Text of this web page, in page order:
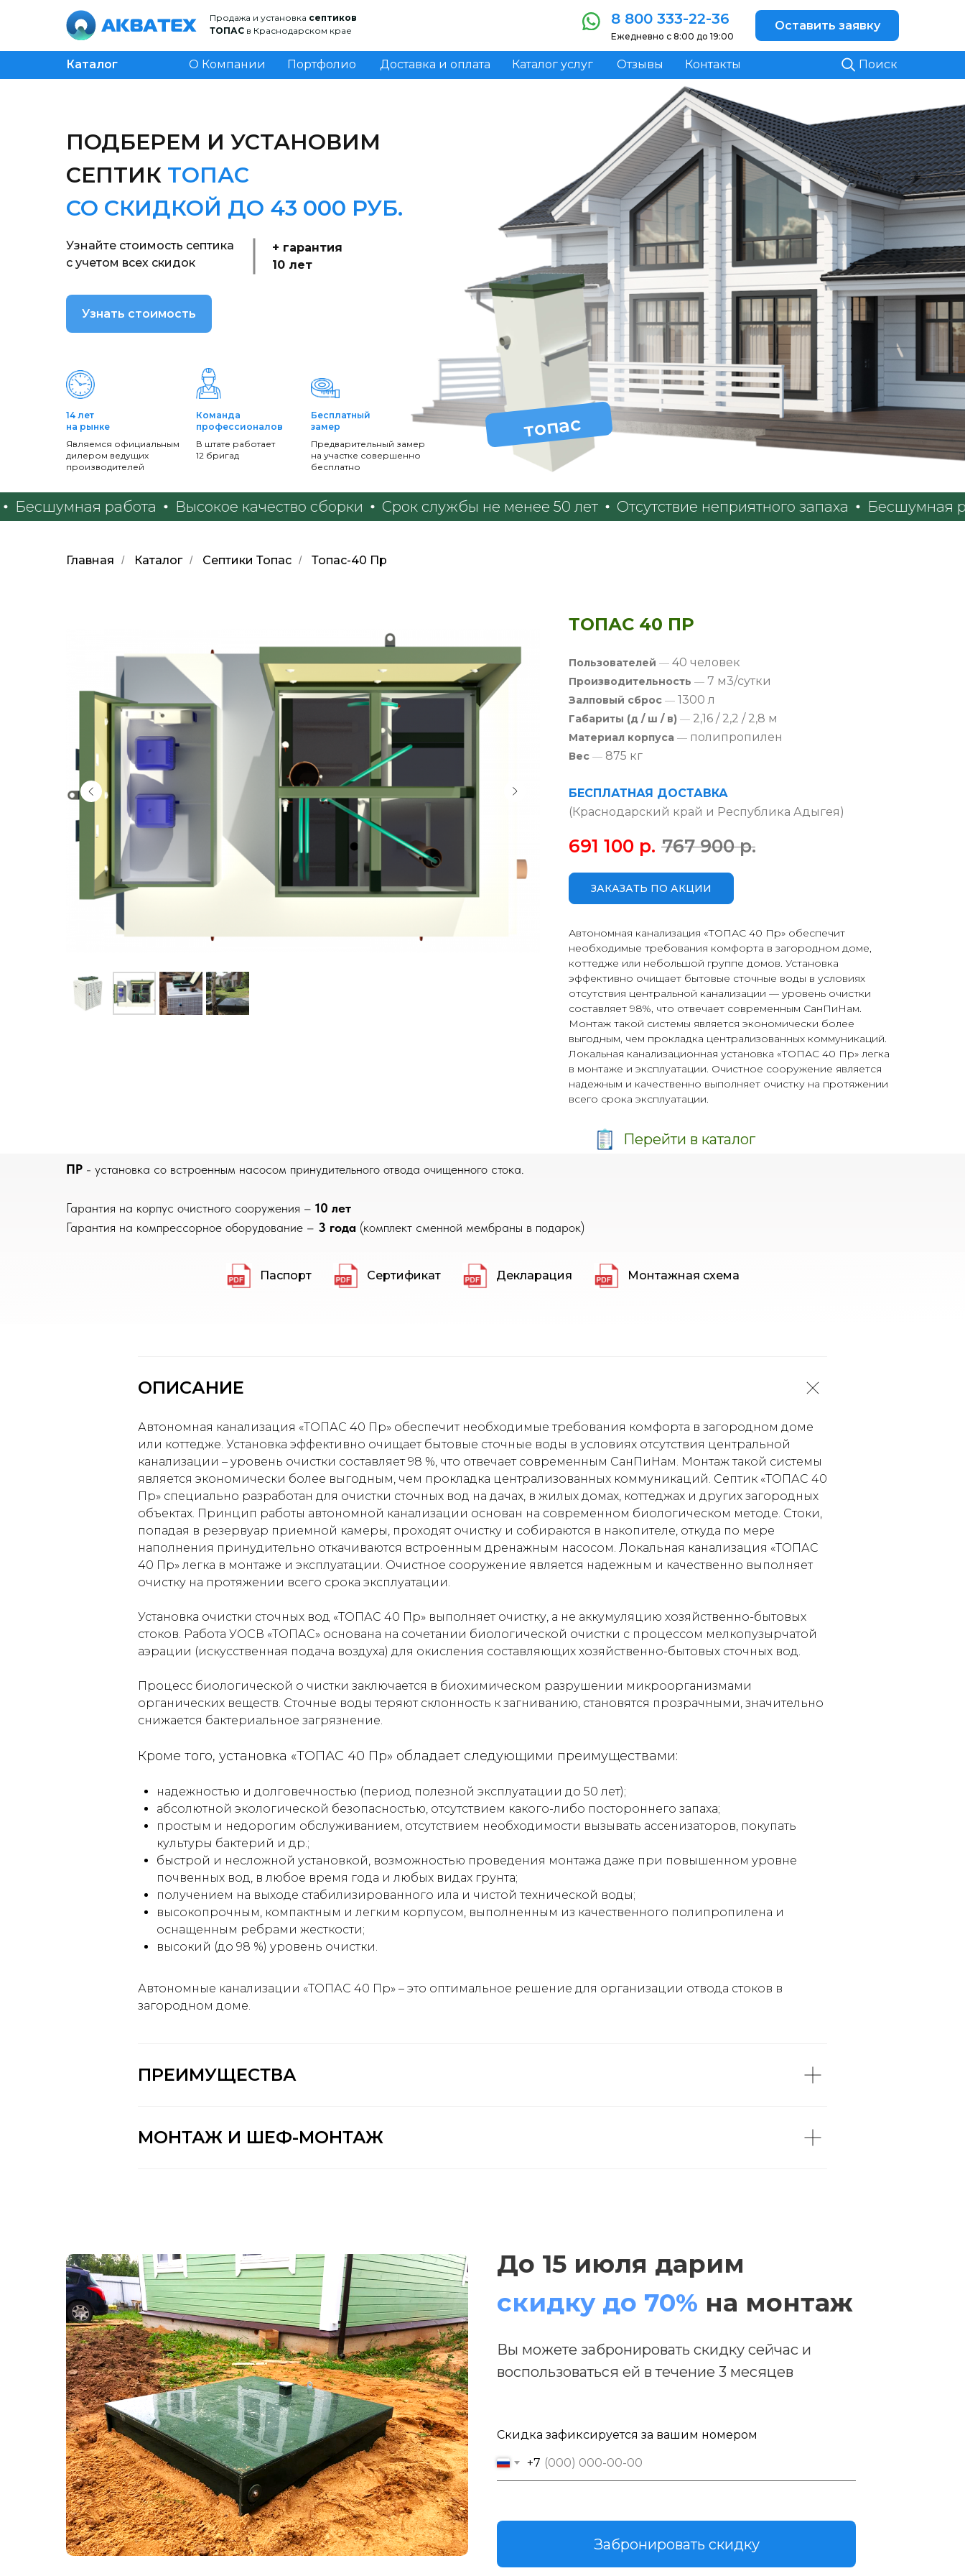
Продажа и установка септиков
ТОПАС в Краснодарском крае
8 800 333-22-36 Оставить заявку
Ежедневно с 8:00 до 19:00
Каталог
товаров
О Компании Портфолио Доставка и оплата Каталог услуг Отзывы Контакты Поиск
ПОДБЕРЕМ И УСТАНОВИМ
СЕПТИК ТОПАС
СО СКИДКОЙ ДО 43 000 РУБ.
+ гарантия
10 лет
14 лет
на рынке
Узнайте стоимость септика
с учетом всех скидок
Команда
профессионалов
Являемся официальным
дилером ведущих
производителей
Бесплатный
замер
Узнать стоимость
В штате работает
12 бригад
Предварительный замер
на участке совершенно
бесплатно
топас
работа Высокое качество сборки Срок службы не менее 50 лет Отсутствие неприятного запаха Бесшумная работа
Главная / Каталог / Септики Топас / Топас-40 Пр
ТОПАС 40 ПР
Пользователей — 40 человек
Производительность — 7 м3/сутки
Залповый сброс — 1300 л
Габариты (д / ш / в) — 2,16 / 2,2 / 2,8 м
Материал корпуса — полипропилен
Вес — 875 кг
БЕСПЛАТНАЯ ДОСТАВКА
(Краснодарский край и Республика Адыгея)
691 100 р. 767 900 р.
ЗАКАЗАТЬ ПО АКЦИИ
Автономная канализация «ТОПАС 40 Пр» обеспечит
необходимые требования комфорта в загородном доме,
коттедже или небольшой группе домов. Установка
эффективно очищает бытовые сточные воды в условиях
отсутствия центральной канализации — уровень очистки
составляет 98%, что отвечает современным СанПиНам.
Монтаж такой системы является экономически более
выгодным, чем прокладка централизованных коммуникаций.
Локальная канализационная установка «ТОПАС 40 Пр» легка
в монтаже и эксплуатации. Очистное сооружение является
надежным и качественно выполняет очистку на протяжении
всего срока эксплуатации.
Перейти в каталог
ПР - установка со встроенным насосом принудительного отвода очищенного стока.
Гарантия на корпус очистного сооружения – 10 лет
Гарантия на компрессорное оборудование – 3 года (комплект сменной мембраны в подарок)
Паспорт Сертификат Декларация Монтажная схема
ОПИСАНИЕ
Автономная канализация «ТОПАС 40 Пр» обеспечит необходимые требования комфорта в загородном доме
или коттедже. Установка эффективно очищает бытовые сточные воды в условиях отсутствия центральной
канализации – уровень очистки составляет 98 %, что отвечает современным СанПиНам. Монтаж такой системы
является экономически более выгодным, чем прокладка централизованных коммуникаций. Септик «ТОПАС 40
Пр» специально разработан для очистки сточных вод на дачах, в жилых домах, коттеджах и других загородных
объектах. Принцип работы автономной канализации основан на современном биологическом методе. Стоки,
попадая в резервуар приемной камеры, проходят очистку и собираются в накопителе, откуда по мере
наполнения принудительно откачиваются встроенным дренажным насосом. Локальная канализация «ТОПАС
40 Пр» легка в монтаже и эксплуатации. Очистное сооружение является надежным и качественно выполняет
очистку на протяжении всего срока эксплуатации.
Установка очистки сточных вод «ТОПАС 40 Пр» выполняет очистку, а не аккумуляцию хозяйственно-бытовых
стоков. Работа УОСВ «ТОПАС» основана на сочетании биологической очистки с процессом мелкопузырчатой
аэрации (искусственная подача воздуха) для окисления составляющих хозяйственно-бытовых сточных вод.
Процесс биологической о чистки заключается в биохимическом разрушении микроорганизмами
органических веществ. Сточные воды теряют склонность к загниванию, становятся прозрачными, значительно
снижается бактериальное загрязнение.
Кроме того, установка «ТОПАС 40 Пр» обладает следующими преимуществами:
надежностью и долговечностью (период полезной эксплуатации до 50 лет);
абсолютной экологической безопасностью, отсутствием какого-либо постороннего запаха;
простым и недорогим обслуживанием, отсутствием необходимости вызывать ассенизаторов, покупать
культуры бактерий и др.;
быстрой и несложной установкой, возможностью проведения монтажа даже при повышенном уровне
почвенных вод, в любое время года и любых видах грунта;
получением на выходе стабилизированного ила и чистой технической воды;
высокопрочным, компактным и легким корпусом, выполненным из качественного полипропилена и
оснащенным ребрами жесткости;
высокий (до 98 %) уровень очистки.
Автономные канализации «ТОПАС 40 Пр» – это оптимальное решение для организации отвода стоков в
загородном доме.
ПРЕИМУЩЕСТВА
МОНТАЖ И ШЕФ-МОНТАЖ
До 15 июля дарим
скидку до 70% на монтаж
Вы можете забронировать скидку сейчас и
воспользоваться ей в течение 3 месяцев
Скидка зафиксируется за вашим номером
+7
Забронировать скидку